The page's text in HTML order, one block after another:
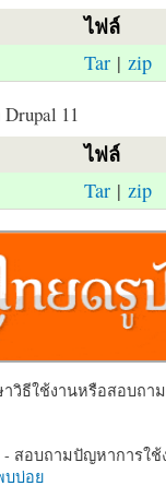
ไฟล์
Tar| zip
11
ไฟล์
Tar| zip
ธีใช้งานหรือสอบถาม
- สอบถามปัญหาการใช้
บบ่อย